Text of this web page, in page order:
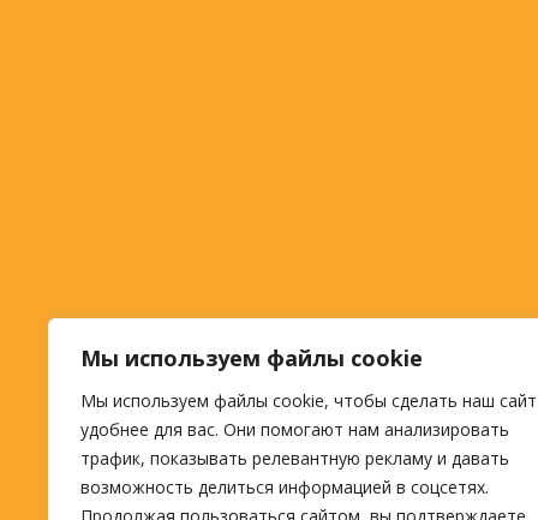
Мы используем файлы cookie
Мы используем файлы cookie, чтобы сделать наш сайт
удобнее для вас. Они помогают нам анализировать
трафик, показывать релевантную рекламу и давать
возможность делиться информацией в соцсетях.